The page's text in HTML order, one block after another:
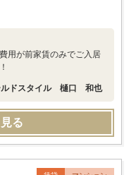
用が前家賃のみでご入居
ルドスタイル 樋口 和也
る